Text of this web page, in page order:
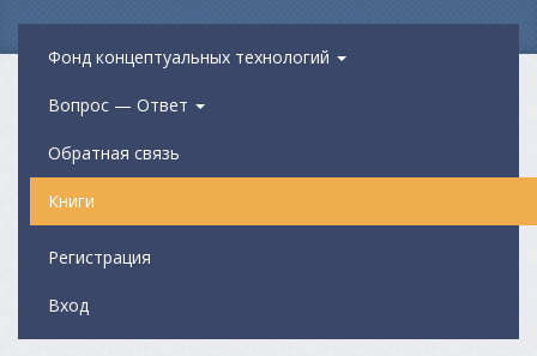
Фонд концептуальных технологий
Вопрос — Ответ
Обратная связь
Книги
Регистрация
Вход